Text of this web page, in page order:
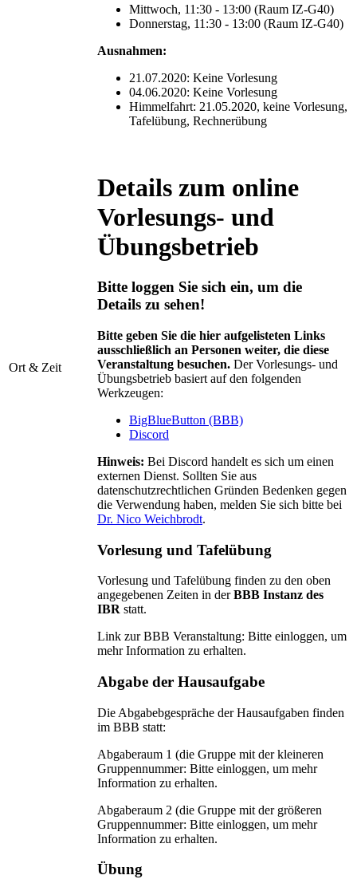
Ort & Zeit
Mittwoch, 11:30 - 13:00 (Raum IZ-G40)
Donnerstag, 11:30 - 13:00 (Raum IZ-G40)
Ausnahmen:
21.07.2020: Keine Vorlesung
04.06.2020: Keine Vorlesung
Himmelfahrt: 21.05.2020, keine Vorlesung,
Tafelübung, Rechnerübung
Details zum online
Vorlesungs- und
Übungsbetrieb
Bitte loggen Sie sich ein, um die
Details zu sehen!
Bitte geben Sie die hier aufgelisteten Links
ausschließlich an Personen weiter, die diese
Veranstaltung besuchen. Der Vorlesungs- und
Übungsbetrieb basiert auf den folgenden
Werkzeugen:
BigBlueButton (BBB)
Discord
Hinweis: Bei Discord handelt es sich um einen
externen Dienst. Sollten Sie aus
datenschutzrechtlichen Gründen Bedenken gegen
die Verwendung haben, melden Sie sich bitte bei
Dr. Nico Weichbrodt.
Vorlesung und Tafelübung
Vorlesung und Tafelübung finden zu den oben
angegebenen Zeiten in derBBB Instanz des
IBR statt.
Link zur BBB Veranstaltung: Bitte einloggen, um
mehr Information zu erhalten.
Abgabe der Hausaufgabe
Die Abgabebgespräche der Hausaufgaben finden
im BBB statt:
Abgaberaum 1 (die Gruppe mit der kleineren
Gruppennummer: Bitte einloggen, um mehr
Information zu erhalten.
Abgaberaum 2 (die Gruppe mit der größeren
Gruppennummer: Bitte einloggen, um mehr
Information zu erhalten.
Übung